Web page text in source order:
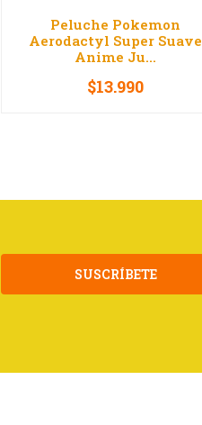
Peluche Pokemon
Aerodactyl Super Suave
Anime Ju...
+
$13.990
SUSCRÍBETE